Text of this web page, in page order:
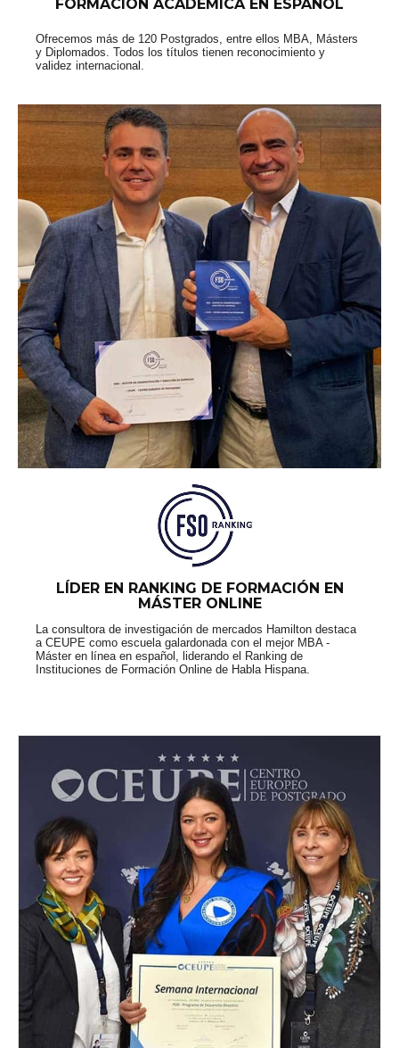
FORMACIÓN ACADÉMICA EN ESPAÑOL
Ofrecemos más de 120 Postgrados, entre ellos MBA, Másters
y Diplomados. Todos los títulos tienen reconocimiento y
validez internacional.
LÍDER EN RANKING DE FORMACIÓN EN
MÁSTER ONLINE
La consultora de investigación de mercados Hamilton destaca
a CEUPE como escuela galardonada con el mejor MBA -
Máster en línea en español, liderando el Ranking de
Instituciones de Formación Online de Habla Hispana.